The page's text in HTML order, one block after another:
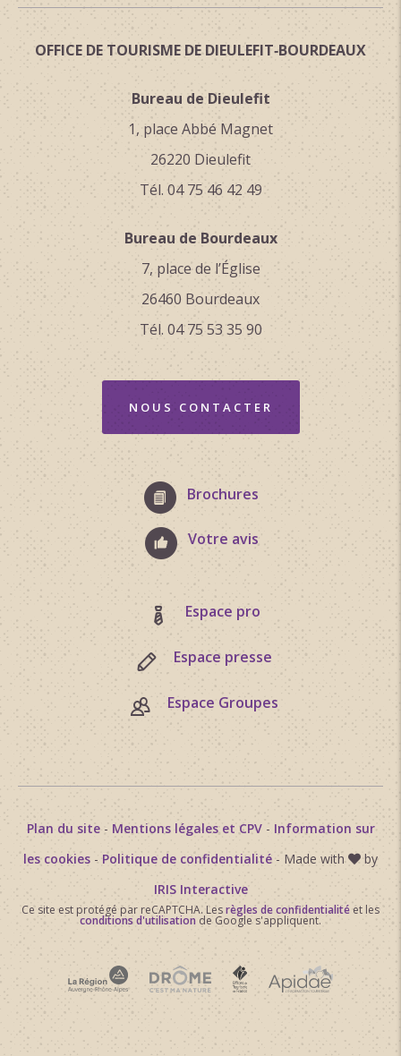
OFFICE DE TOURISME DE DIEULEFIT‑BOURDEAUX
Bureau de Dieulefit
1, place Abbé Magnet
26220 Dieulefit
Tél. 04 75 46 42 49
Bureau de Bourdeaux
7, place de l’Église
26460 Bourdeaux
Tél. 04 75 53 35 90
NOUS CONTACTER
Brochures
Votre avis
Espace pro
Espace presse
Espace Groupes
Plan du site- Mentions légales et CPV- Information sur
les cookies - Politique de confidentialité - Made with
by
IRIS Interactive
Ce site est protégé par reCAPTCHA. Lesrègles de confidentialitéet les
conditions d'utilisation de Google s'appliquent.